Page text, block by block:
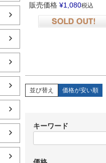
販売価格 ¥1,080税込
並び替え 価格が安い順
キーワード